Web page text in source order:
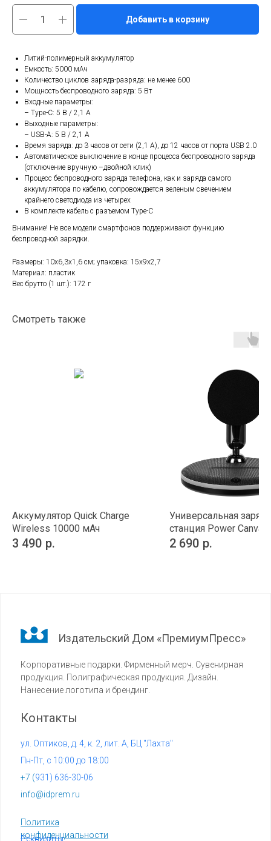
Добавить в корзину
Литий-полимерный аккумулятор
Емкость: 5000 мАч
Количество циклов заряда-разряда: не менее 600
Мощность беспроводного заряда: 5 Вт
Входные параметры:
– Type-C: 5 B / 2,1 A
Выходные параметры:
– USB-A: 5 В / 2,1 A
Время заряда: до 3 часов от сети (2,1 А), до 12 часов от порта USB 2.0
Автоматическое выключение в конце процесса беспроводного заряда
(отключение вручную –двойной клик)
Процесс беспроводного заряда телефона, как и заряда самого
аккумулятора по кабелю, сопровождается зеленым свечением
крайнего светодиода из четырех
В комплекте кабель с разъемом Type-C
Внимание! Не все модели смартфонов поддерживают функцию
беспроводной зарядки.
Размеры: 10x6,3x1,6 см; упаковка: 15х9х2,7
Материал: пластик
Вес брутто (1 шт.): 172 г
Смотреть также
Aккумулятор Quick Charge
Wireless 10000 мАч
3 490 р.
Универсальная
станция Power Canvas
2 690 р.
Издательский Дом «ПремиумПресс»
Корпоративные подарки. Фирменный мерч. Сувенирная
продукция. Полиграфическая продукция. Дизайн.
Нанесение логотипа и брендинг.
info@idprem.ru
Контакты
Политика
конфиденциальности
+7 (931) 636-30-06
Реквизиты
ул. Оптиков, д. 4, к. 2, лит. А, БЦ "Лахта"
Пн-Пт, с 10:00 до 18:00